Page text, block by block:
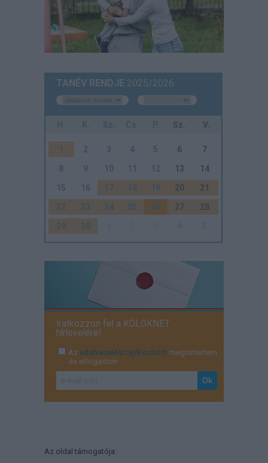
TANÉV RENDJE 2025/2026
H. K. Sz. Cs. P. Sz. V.
1 2 3 4 5 6
7
8
9 10 11 12 13
14
15
16 17 18 19 20
21
22
23 24 25 26 27
28
29
30
Iratkozzon fel a KÖLÖKNET
hírlevelére!
Az adatkezelési tájékoztatót megismertem
és elfogadom
Az oldal támogatója: